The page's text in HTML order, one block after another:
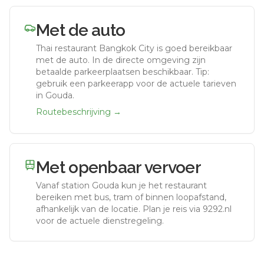
Met de auto
Thai restaurant Bangkok City is goed bereikbaar
met de auto. In de directe omgeving zijn
betaalde parkeerplaatsen beschikbaar. Tip:
gebruik een parkeerapp voor de actuele tarieven
in Gouda.
Routebeschrijving →
Met openbaar vervoer
Vanaf station Gouda kun je het restaurant
bereiken met bus, tram of binnen loopafstand,
afhankelijk van de locatie. Plan je reis via 9292.nl
voor de actuele dienstregeling.